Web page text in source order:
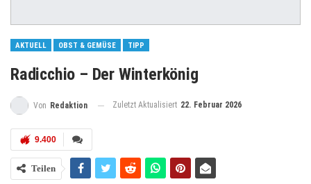
AKTUELL OBST & GEMÜSE TIPP
Radicchio – Der Winterkönig
Von Redaktion Zuletzt Aktualisiert 22. Februar 2026
9.400
Teilen